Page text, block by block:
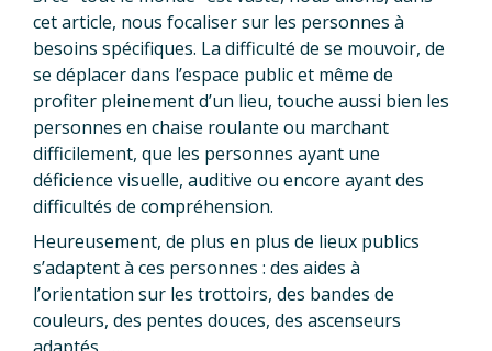
cet article, nous focaliser sur les personnes à
besoins spécifiques. La difficulté de se mouvoir, de
se déplacer dans l’espace public et même de
profiter pleinement d’un lieu, touche aussi bien les
personnes en chaise roulante ou marchant
difficilement, que les personnes ayant une
déficience visuelle, auditive ou encore ayant des
difficultés de compréhension.
Heureusement, de plus en plus de lieux publics
s’adaptent à ces personnes : des aides à
l’orientation sur les trottoirs, des bandes de
couleurs, des pentes douces, des ascenseurs